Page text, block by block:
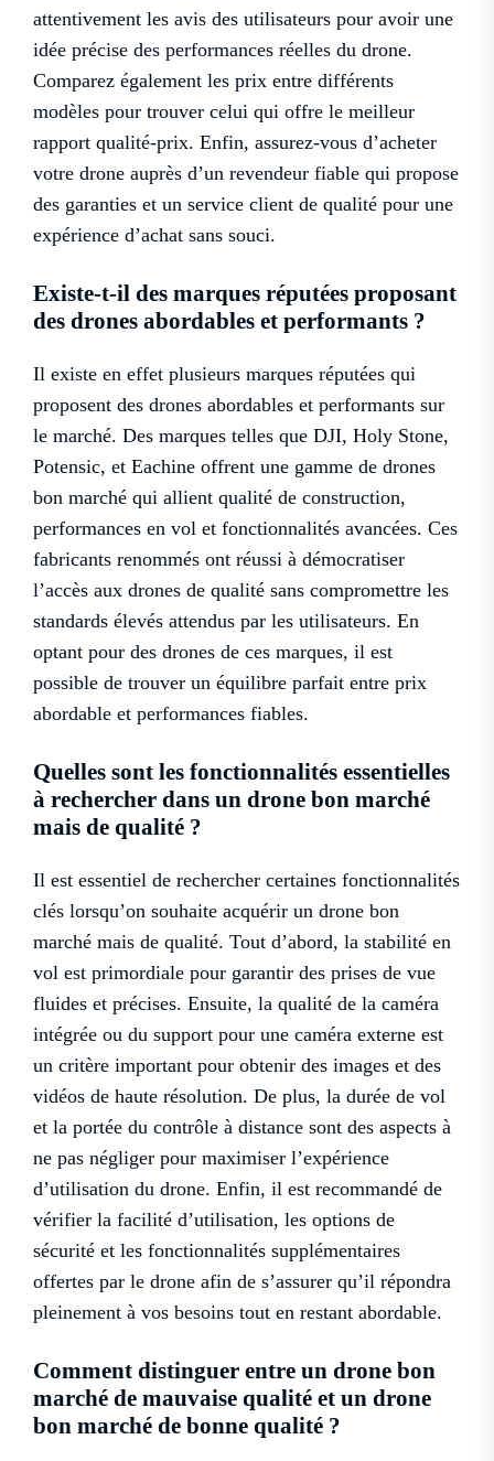
attentivement les avis des utilisateurs pour avoir une
idée précise des performances réelles du drone.
Comparez également les prix entre différents
modèles pour trouver celui qui offre le meilleur
rapport qualité-prix. Enfin, assurez-vous d’acheter
votre drone auprès d’un revendeur fiable qui propose
des garanties et un service client de qualité pour une
expérience d’achat sans souci.
Existe-t-il des marques réputées proposant
des drones abordables et performants ?
Il existe en effet plusieurs marques réputées qui
proposent des drones abordables et performants sur
le marché. Des marques telles que DJI, Holy Stone,
Potensic, et Eachine offrent une gamme de drones
bon marché qui allient qualité de construction,
performances en vol et fonctionnalités avancées. Ces
fabricants renommés ont réussi à démocratiser
l’accès aux drones de qualité sans compromettre les
standards élevés attendus par les utilisateurs. En
optant pour des drones de ces marques, il est
possible de trouver un équilibre parfait entre prix
abordable et performances fiables.
Quelles sont les fonctionnalités essentielles
à rechercher dans un drone bon marché
mais de qualité ?
Il est essentiel de rechercher certaines fonctionnalités
clés lorsqu’on souhaite acquérir un drone bon
marché mais de qualité. Tout d’abord, la stabilité en
vol est primordiale pour garantir des prises de vue
fluides et précises. Ensuite, la qualité de la caméra
intégrée ou du support pour une caméra externe est
un critère important pour obtenir des images et des
vidéos de haute résolution. De plus, la durée de vol
et la portée du contrôle à distance sont des aspects à
ne pas négliger pour maximiser l’expérience
d’utilisation du drone. Enfin, il est recommandé de
vérifier la facilité d’utilisation, les options de
sécurité et les fonctionnalités supplémentaires
offertes par le drone afin de s’assurer qu’il répondra
pleinement à vos besoins tout en restant abordable.
Comment distinguer entre un drone bon
marché de mauvaise qualité et un drone
bon marché de bonne qualité ?